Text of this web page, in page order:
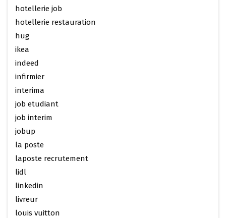
hotellerie job
hotellerie restauration
hug
ikea
indeed
infirmier
interima
job etudiant
job interim
jobup
la poste
laposte recrutement
lidl
linkedin
livreur
louis vuitton